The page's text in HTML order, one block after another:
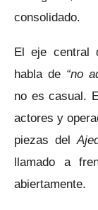
consolidado.
El eje central
habla de “no
no es casual.
actores y
piezas del
llamado a
abiertamente.